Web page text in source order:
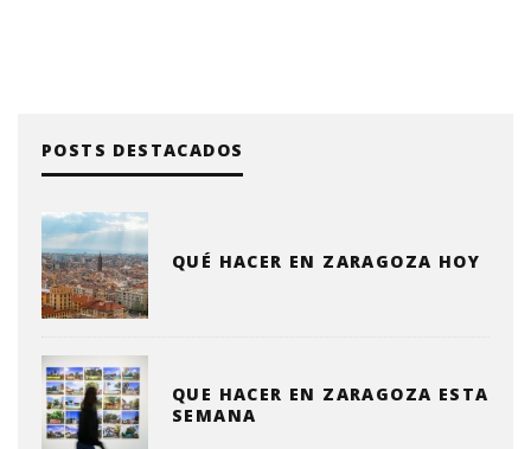
POSTS DESTACADOS
QUÉ HACER EN ZARAGOZA HOY
QUE HACER EN ZARAGOZA ESTA
SEMANA